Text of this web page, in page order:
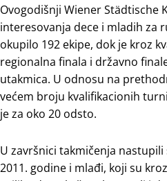
Ovogodišnji Wiener Städtische
interesovanja dece i mladih za
okupilo 192 ekipe, dok je kroz
regionalna finala i državno
utakmica. U odnosu na
većem broju kvalifikacionih
je za oko 20 odsto.
U završnici takmičenja
2011. godine i mlađi, koji su